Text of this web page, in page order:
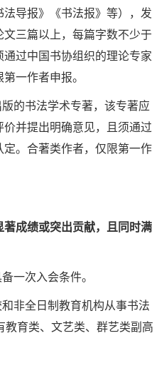
导报》《书法报》等），发
三篇以上，每篇字数不少于
过中国书协组织的理论专家
一作者申报。
的书法学术专著，该专著应
价并提出明确意见，且须通过
。合著类作者，仅限第一作
成绩或突出贡献，且同时满
一次入会条件。
非全日制教育机构从事书法
育类、文艺类、群艺类副高